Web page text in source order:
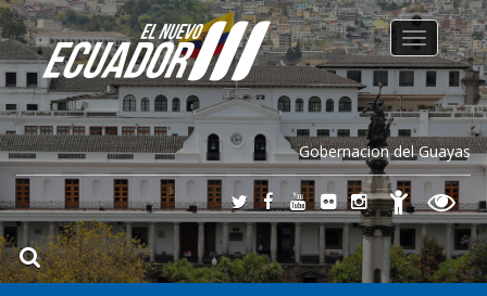
Gobernacion del Guayas
Toggle
navigation